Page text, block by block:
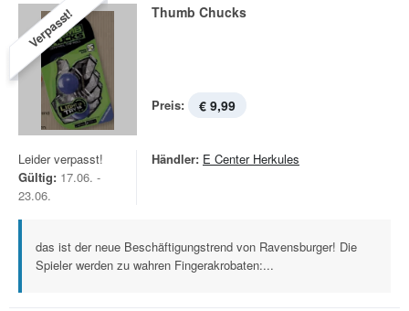
Verpasst! Thumb Chucks
Preis: € 9,99
Leider verpasst!
Gültig: 17.06. -
23.06.
Händler: E Center Herkules
das ist der neue Beschäftigungstrend von Ravensburger! Die
Spieler werden zu wahren Fingerakrobaten:...